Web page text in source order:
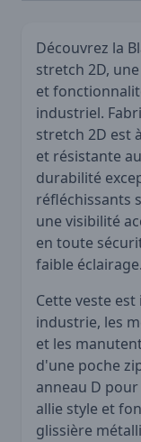
Découvrez la
stretch 2D,
et
industriel.
stretch 2D est
et résistante
durabilité
réfléchissants
une visibilité
en toute
faible éclairage.
Cette veste
industrie, les
et les
d'une poche
anneau D
allie style et
glissière